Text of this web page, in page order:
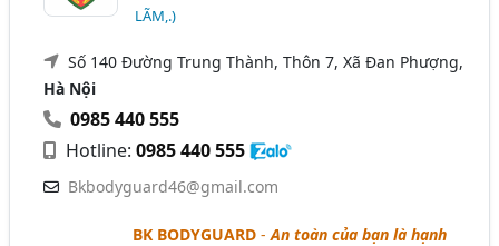
LÃM,.)
Số 140 Đường Trung Thành, Thôn 7, Xã Đan Phượng,
Hà Nội
0985 440 555
Hotline:0985 440 555
Bkbodyguard46@gmail.com
BK BODYGUARD -An toàn của bạn là hạnh